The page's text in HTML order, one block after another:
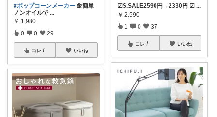
#ポップコーンメーカー 🌼簡単
ノンオイルで ...
￥ 1,980
0 0 29
コレ いいね
☑︎S.SALE2590円→2330円 ☑ ...
￥ 2,590
1 0 37
コレ いいね